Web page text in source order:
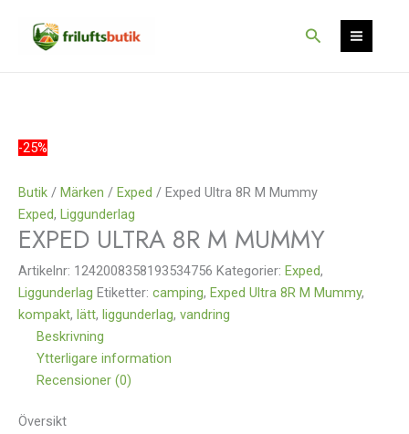
innehåll
Sök
-25%
Butik / Märken / Exped / Exped Ultra 8R M Mummy
Exped, Liggunderlag
EXPED ULTRA 8R M MUMMY
Artikelnr: 1242008358193534756 Kategorier: Exped,
Liggunderlag Etiketter: camping, Exped Ultra 8R M Mummy,
kompakt, lätt, liggunderlag, vandring
Beskrivning
Ytterligare information
Recensioner (0)
Översikt
Rea!
ursprungliganuvarande
Rea!
ursprungliganuvarande